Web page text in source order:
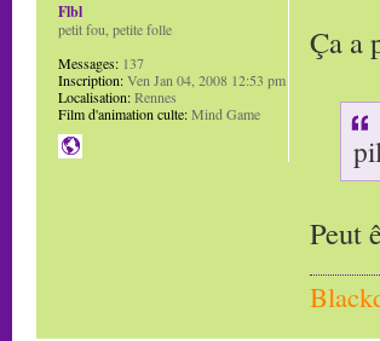
Ça a
Peut
Flbl
petit fou, petite folle
Messages: 137
Inscription:Ven Jan 04, 2008 12:53 pm
Localisation:Rennes
Film d'animation culte:Mind Game